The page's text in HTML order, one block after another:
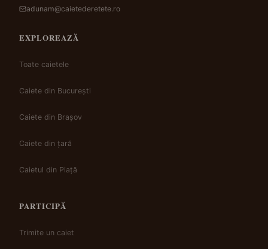
adunam@caietederetete.ro
EXPLOREAZĂ
Toate caietele
Caiete din București
Caiete din Brașov
Caiete din țară
Caietul din Piață
PARTICIPĂ
Trimite un caiet